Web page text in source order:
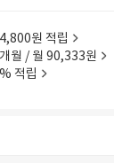
원 적립
월 / 월 90,333원
적립